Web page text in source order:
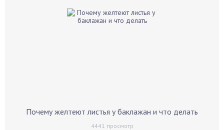
Почему желтеют листья у баклажан и что делать
4441 просмотр